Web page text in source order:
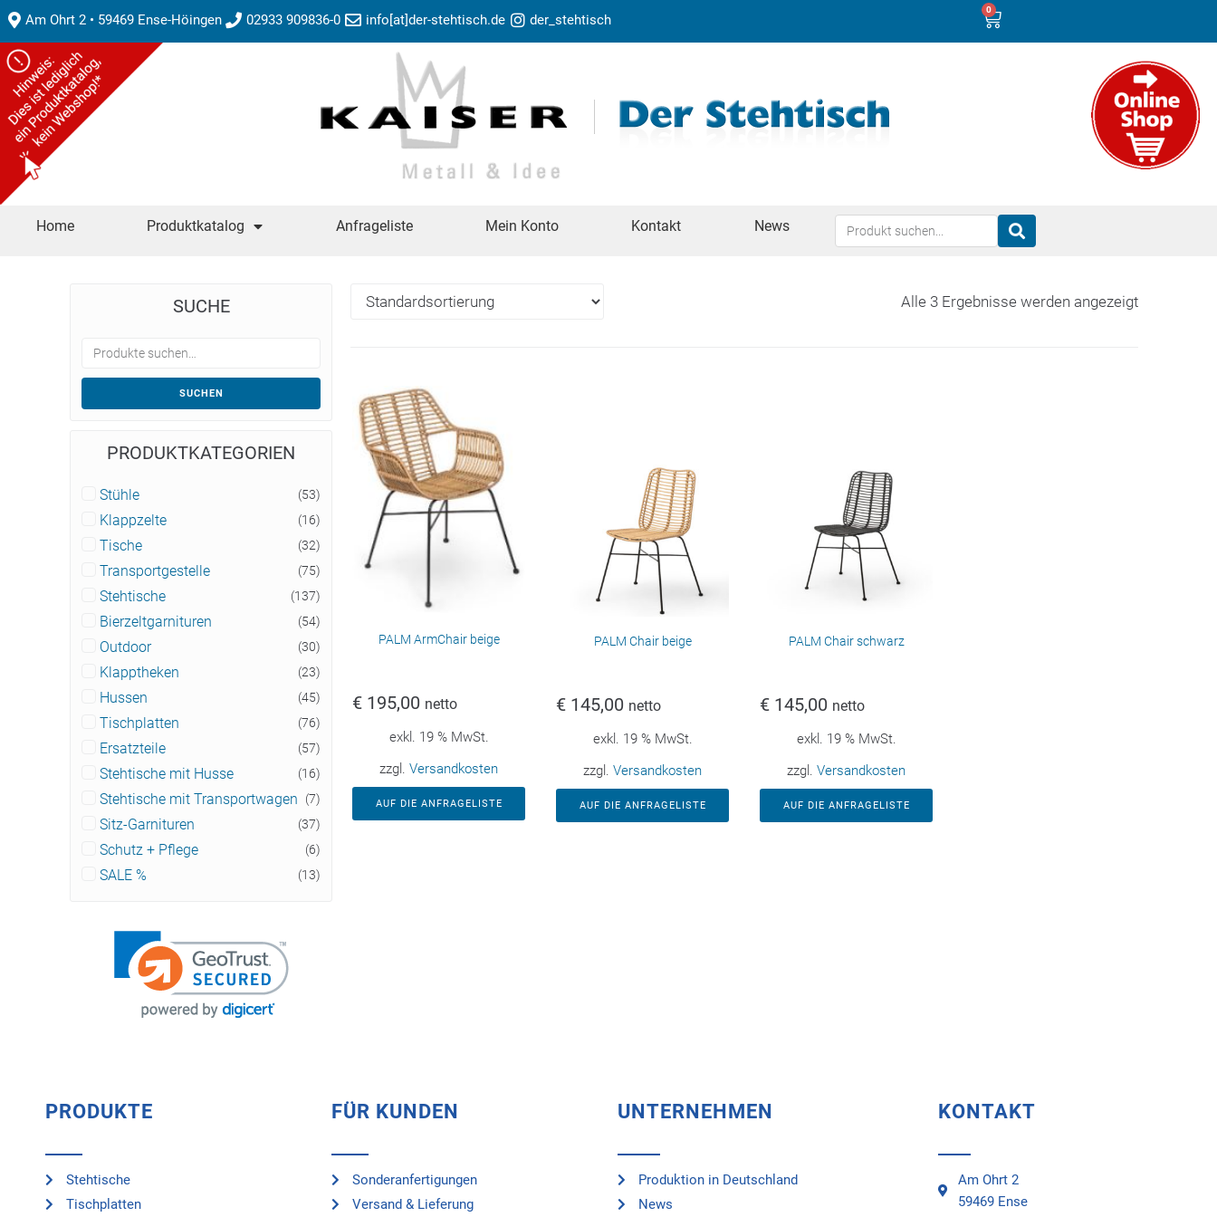
Am Ohrt 2 • 59469 Ense-Höingen 02933 909836-0 info[at]der-stehtisch.de der_stehtisch
0
Home Produktkatalog Anfrageliste Mein Konto Kontakt News
Alle 3 Ergebnisse werden angezeigt
PALM ArmChair beige
€ 195,00 netto
exkl. 19 % MwSt.
zzgl. Versandkosten
AUF DIE ANFRAGELISTE
PALM Chair beige
€ 145,00 netto
exkl. 19 % MwSt.
zzgl. Versandkosten
AUF DIE ANFRAGELISTE
PALM Chair schwarz
€ 145,00 netto
exkl. 19 % MwSt.
zzgl. Versandkosten
AUF DIE ANFRAGELISTE
SUCHE
SUCHEN
PRODUKTKATEGORIEN
Stühle (53)
Klappzelte (16)
Tische (32)
Transportgestelle (75)
Stehtische (137)
Bierzeltgarnituren (54)
Outdoor (30)
Klapptheken (23)
Hussen (45)
Tischplatten (76)
Ersatzteile (57)
Stehtische mit Husse (16)
Stehtische mit Transportwagen (7)
Sitz-Garnituren (37)
Schutz + Pflege (6)
SALE % (13)
PRODUKTE
Stehtische
Tischplatten
FÜR KUNDEN
Sonderanfertigungen
Versand & Lieferung
UNTERNEHMEN
Produktion in Deutschland
News
KONTAKT
Am Ohrt 2
59469 Ense